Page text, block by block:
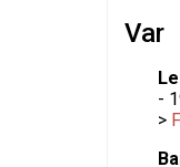
Var
-
>